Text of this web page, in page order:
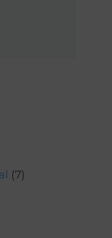
(7)